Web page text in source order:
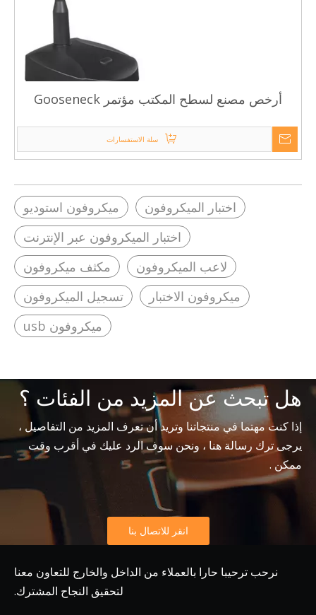
أرخص مصنع لسطح المكتب مؤتمر Gooseneck
الكمبيوتر المحمول البلاستيك ميكروفون
سلة الاستفسارات
ميكروفون استوديو
اختبار الميكروفون
اختبار الميكروفون عبر الإنترنت
مكثف ميكروفون
لاعب الميكروفون
تسجيل الميكروفون
ميكروفون الاختبار
ميكروفون usb
هل تبحث عن المزيد من الفئات ؟
إذا كنت مهتما في منتجاتنا وتريد أن تعرف المزيد من التفاصيل ،
يرجى ترك رسالة هنا ، ونحن سوف الرد عليك في أقرب وقت
ممكن .
انقر للاتصال بنا
نرحب ترحيبا حارا بالعملاء من الداخل والخارج للتعاون معنا
لتحقيق النجاح المشترك.